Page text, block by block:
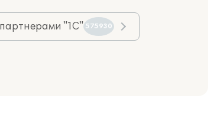
"1С" 575930